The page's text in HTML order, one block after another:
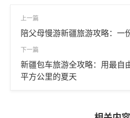
上一篇
陪父母慢游新疆旅游攻略：一
下一篇
新疆包车旅游全攻略：用最自
平方公里的夏天